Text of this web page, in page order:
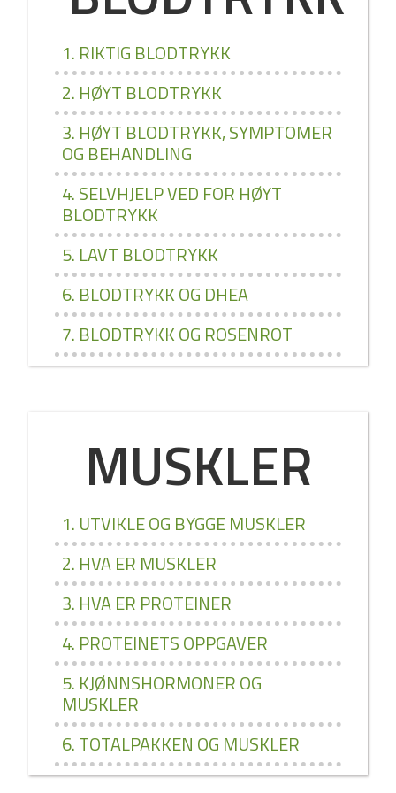
1. RIKTIG BLODTRYKK
2. HØYT BLODTRYKK
3. HØYT BLODTRYKK, SYMPTOMER
OG BEHANDLING
4. SELVHJELP VED FOR HØYT
BLODTRYKK
5. LAVT BLODTRYKK
6. BLODTRYKK OG DHEA
7. BLODTRYKK OG ROSENROT
MUSKLER
1. UTVIKLE OG BYGGE MUSKLER
2. HVA ER MUSKLER
3. HVA ER PROTEINER
4. PROTEINETS OPPGAVER
5. KJØNNSHORMONER OG
MUSKLER
6. TOTALPAKKEN OG MUSKLER